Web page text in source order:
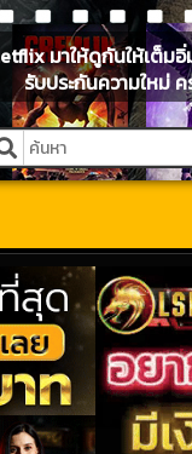
มาให้ดูกันให้เต็ม
รับประกันความใหม่